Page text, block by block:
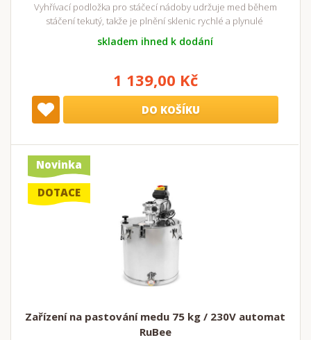
Vyhřívací podložka pro stáčecí nádoby udržuje med během
stáčení tekutý, takže je plnění sklenic rychlé a plynulé
skladem ihned k dodání
1 139,00 Kč
DO KOŠÍKU
Novinka
DOTACE
Zařízení na pastování medu 75 kg / 230V automat
RuBee